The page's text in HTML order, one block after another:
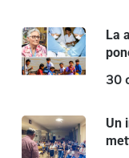
La
30
Un